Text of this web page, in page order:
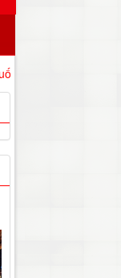
hạng trên địa bàn